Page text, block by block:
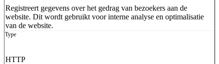
Registreert gegevens over het gedrag van bezoekers aan de
website. Dit wordt gebruikt voor interne analyse en optimalisatie
van de website.
HTTP